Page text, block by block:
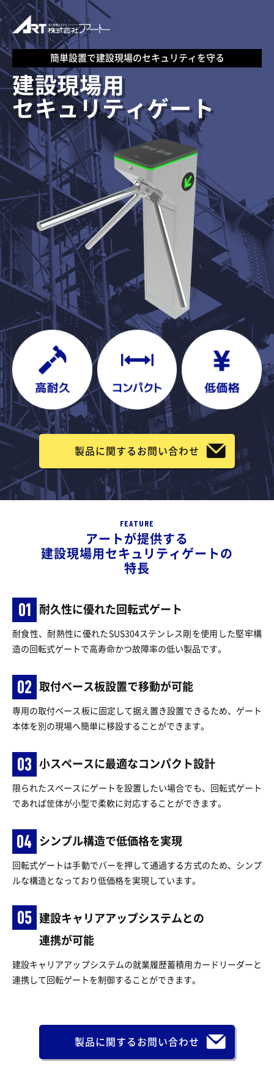
簡単設置で建設現場のセキュリティを守る
建設現場用
セキュリティゲート
製品に関するお問い合わせ
FEATURE
アートが提供する
建設現場用セキュリティゲートの
特長
耐久性に優れた回転式ゲート
耐食性、耐熱性に優れたSUS304ステンレス剛を使用した堅牢構
造の回転式ゲートで高寿命かつ故障率の低い製品です。
取付ベース板設置で移動が可能
専用の取付ベース板に固定して据え置き設置できるため、ゲート
本体を別の現場へ簡単に移設することができます。
小スペースに最適なコンパクト設計
限られたスペースにゲートを設置したい場合でも、回転式ゲート
であれば筐体が小型で柔軟に対応することができます。
シンプル構造で低価格を実現
回転式ゲートは手動でバーを押して通過する方式のため、シンプ
ルな構造となっており低価格を実現しています。
建設キャリアアップシステムとの
連携が可能
建設キャリアアップシステムの就業履歴蓄積用カードリーダーと
連携して回転ゲートを制御することができます。
製品に関するお問い合わせ